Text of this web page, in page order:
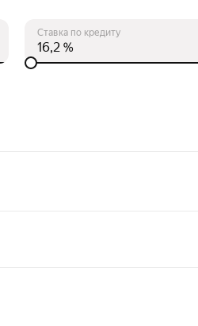
Ставка по кредиту
%